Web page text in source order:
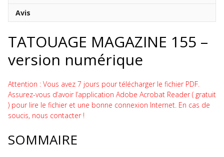
Avis
TATOUAGE MAGAZINE 155 –
version numérique
Attention : Vous avez 7 jours pour télécharger le fichier PDF.
Assurez-vous d’avoir l’application Adobe Acrobat Reader ( gratuit
) pour lire le fichier et une bonne connexion Internet. En cas de
soucis, nous contacter !
SOMMAIRE